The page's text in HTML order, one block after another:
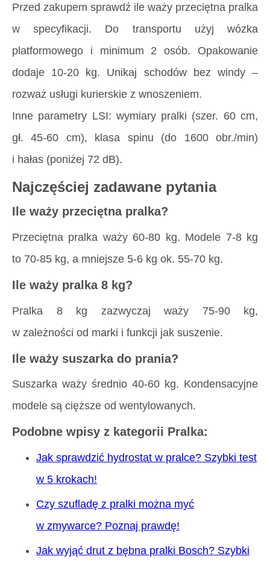
Przed zakupem sprawdź ile waży przeciętna pralka
w specyfikacji. Do transportu użyj wózka
platformowego i minimum 2 osób. Opakowanie
dodaje 10-20 kg. Unikaj schodów bez windy –
rozważ usługi kurierskie z wnoszeniem.
Inne parametry LSI: wymiary pralki (szer. 60 cm,
gł. 45-60 cm), klasa spinu (do 1600 obr./min)
i hałas (poniżej 72 dB).
Najczęściej zadawane pytania
Ile waży przeciętna pralka?
Przeciętna pralka waży 60-80 kg. Modele 7-8 kg
to 70-85 kg, a mniejsze 5-6 kg ok. 55-70 kg.
Ile waży pralka 8 kg?
Pralka 8 kg zazwyczaj waży 75-90 kg,
w zależności od marki i funkcji jak suszenie.
Ile waży suszarka do prania?
Suszarka waży średnio 40-60 kg. Kondensacyjne
modele są cięższe od wentylowanych.
Podobne wpisy z kategorii Pralka:
Jak sprawdzić hydrostat w pralce? Szybki test
w 5 krokach!
Czy szufladę z pralki można myć
w zmywarce? Poznaj prawdę!
Jak wyjąć drut z bębna pralki Bosch? Szybki